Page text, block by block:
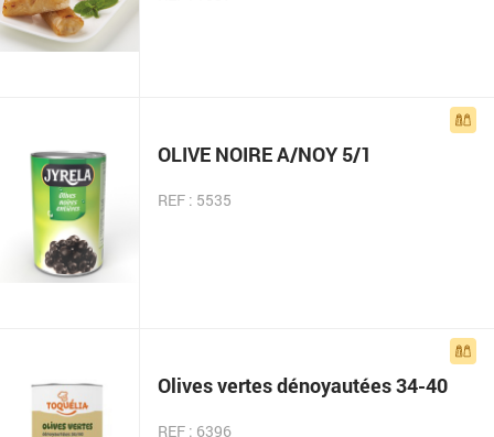
OLIVE NOIRE A/NOY 5/1
REF : 5535
Olives vertes dénoyautées 34-40
REF : 6396